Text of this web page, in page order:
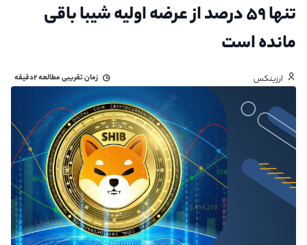
تنها ۵۹ درصد از عرضه اولیه شیبا باقی
مانده است
ارزینکس زمان تقریبی مطالعه۲دقیقه